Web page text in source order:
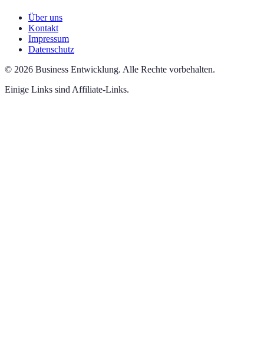
Über uns
Kontakt
Impressum
Datenschutz
© 2026 Business Entwicklung. Alle Rechte vorbehalten.
Einige Links sind Affiliate-Links.